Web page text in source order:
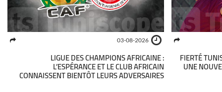
FIERTÉ
UNE
03-08-2026
LIGUE DES CHAMPIONS AFRICAINE :
L’ESPÉRANCE ET LE CLUB AFRICAIN
CONNAISSENT BIENTÔT LEURS ADVERSAIRES